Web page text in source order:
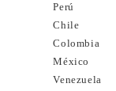
Perú
Chile
Colombia
México
Venezuela